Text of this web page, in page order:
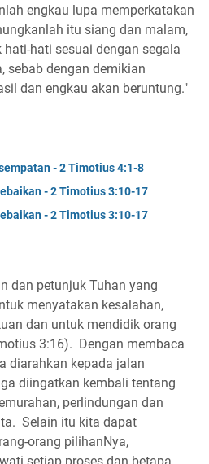
engkau lupa memperkatakan
itu siang dan malam,
hati sesuai dengan segala
sebab dengan demikian
dan engkau akan beruntung."
- 2 Timotius 4:1-8
- 2 Timotius 3:10-17
- 2 Timotius 3:10-17
dan petunjuk Tuhan yang
menyatakan kesalahan,
dan untuk mendidik orang
3:16). Dengan membaca
diarahkan kepada jalan
diingatkan kembali tentang
perlindungan dan
Selain itu kita dapat
orang pilihanNya,
setiap proses dan betapa